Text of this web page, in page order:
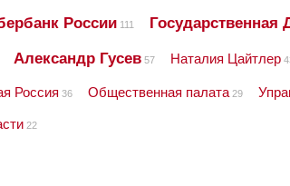
России 111 Государственная
Александр Гусев 57 Наталия Цайтлер
Россия 36 Общественная палата 29
22